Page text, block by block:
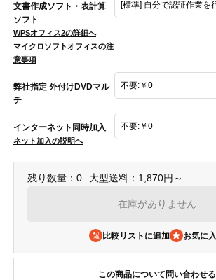
文書作成ソフト・表計算
ソフト
WPSオフィス2の詳細へ
マイクロソフトオフィスの注
意事項
弊社指定 外付けDVDマル
チ
インターネット同時加入
ネット加入の説明へ
残り数量：0 大型送料：1,870円～
在庫がありません
比較リストに追加
この商品について問い合わせる